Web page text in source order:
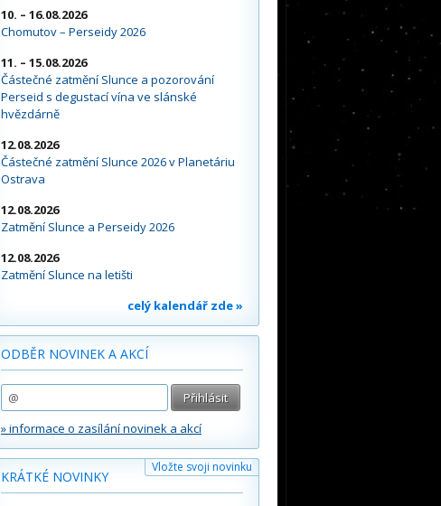
10. – 16.08.2026
Chomutov – Perseidy 2026
11. – 15.08.2026
Částečné zatmění Slunce a pozorování
Perseid s degustací vína ve slánské
hvězdárně
12.08.2026
Částečné zatmění Slunce 2026 v Planetáriu
Ostrava
12.08.2026
Zatmění Slunce a Perseidy 2026
12.08.2026
Zatmění Slunce na letišti
celý kalendář zde »
ODBĚR NOVINEK A AKCÍ
» informace o zasílání novinek a akcí
Vložte svoji novinku
KRÁTKÉ NOVINKY